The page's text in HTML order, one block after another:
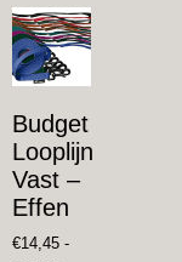
Budget
Looplijn
Vast –
Effen
€14,45 -